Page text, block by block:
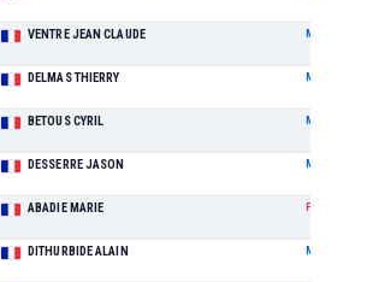
VENTRE JEAN CLAUDE M
DELMAS THIERRY M
BETOUS CYRIL M
DESSERRE JASON M
ABADIE MARIE F
DITHURBIDE ALAIN M